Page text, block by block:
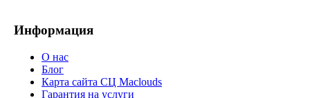
Информация
О нас
Блог
Карта сайта СЦ Maclouds
Гарантия на услуги